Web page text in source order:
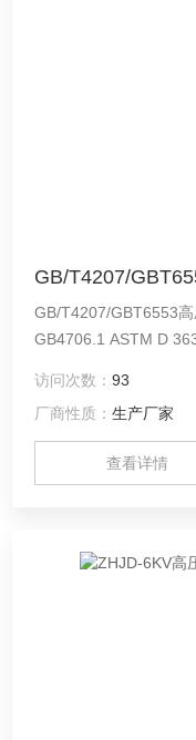
GB/T4207/
GB/T4207/GBT6553高
GB4706.1 ASTM D
寸彩色高清屏一体机)
料：铜+铂金；3.每个
时间：30s±0.1s；
访问次数：93
厂商性质：生产厂家
查看详情